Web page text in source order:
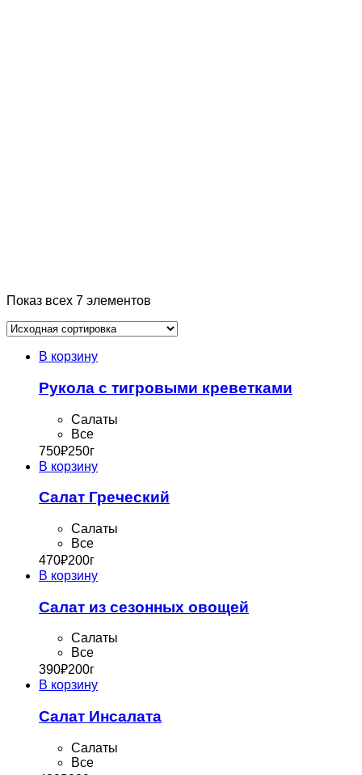
Показ всех 7 элементов
В корзину
Рукола с тигровыми креветками
Cалаты
Все
750₽250г
В корзину
Салат Греческий
Cалаты
Все
470₽200г
В корзину
Салат из сезонных овощей
Cалаты
Все
390₽200г
В корзину
Салат Инсалата
Cалаты
Все